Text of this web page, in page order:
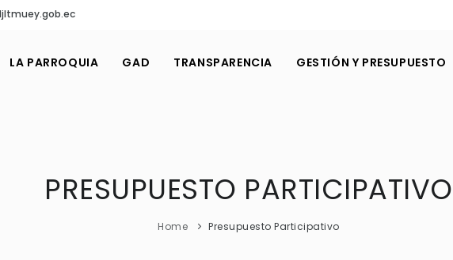
LA PARROQUIA GAD TRANSPARENCIA GESTIÓN Y PRESUPUESTO
PRESUPUESTO PARTICIPATIVO
Home Presupuesto Participativo